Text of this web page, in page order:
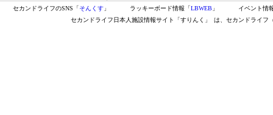
セカンドライフのSNS「そんくす 」 ラッキーボード情報「LBWEB 」
イベント情
セカンドライフ日本人施設情報サイト「すりんく」
は、セカンドライフ